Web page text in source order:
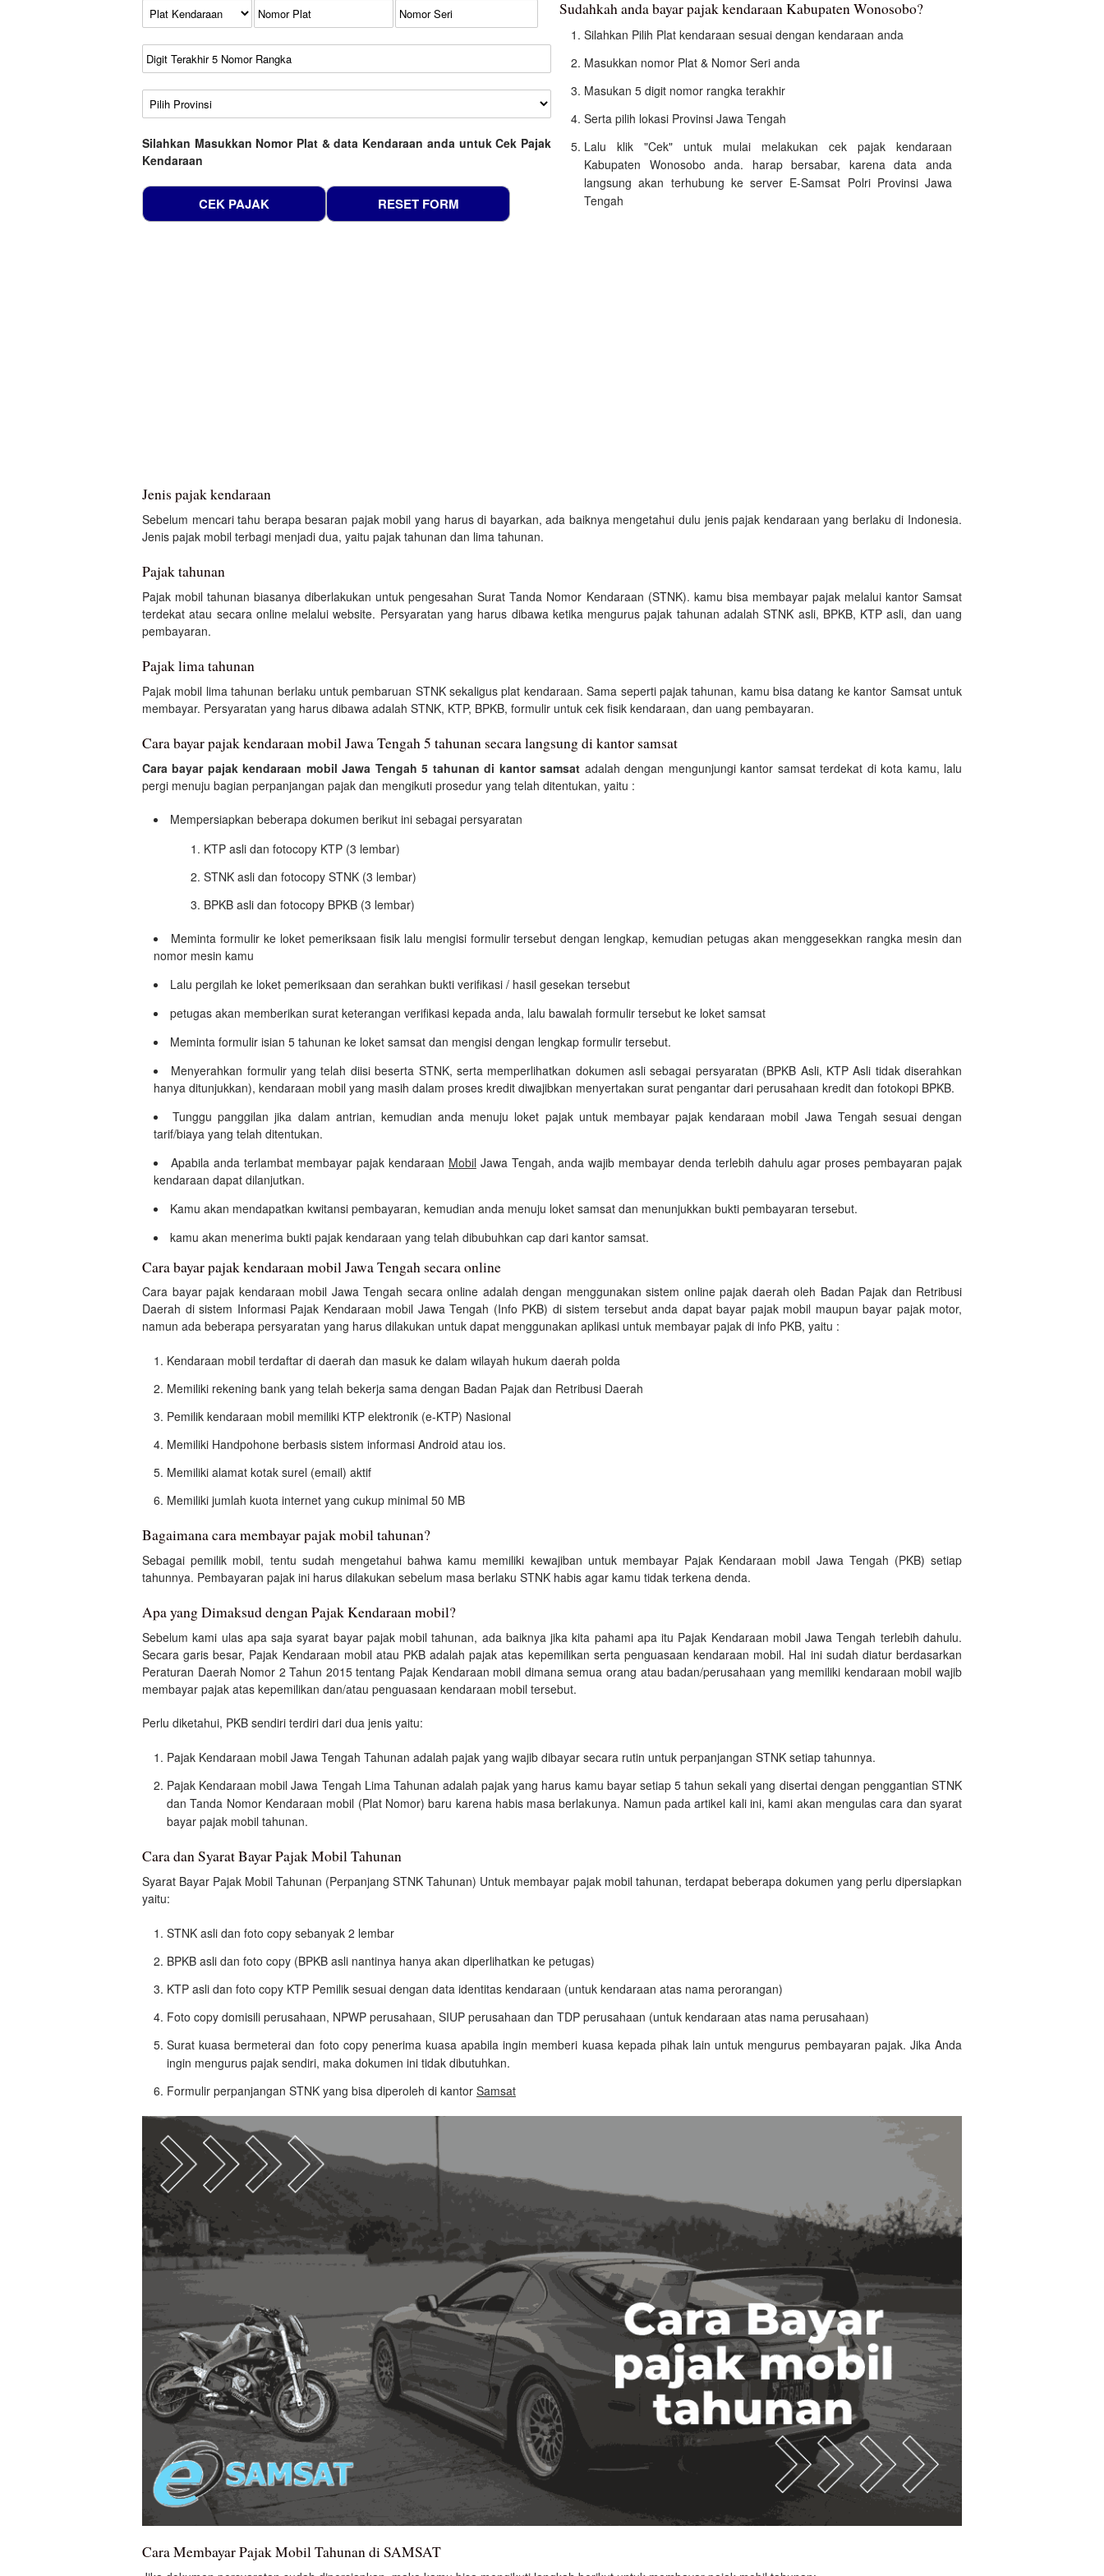
Kode Plat Kendaraan
No Plat
No Seri
No Rangka
Wilayah
Silahkan Masukkan Nomor Plat & data Kendaraan anda untuk Cek Pajak
Kendaraan
Sudahkah anda bayar pajak kendaraan Kabupaten Wonosobo?
Silahkan Pilih Plat kendaraan sesuai dengan kendaraan anda
Masukkan nomor Plat & Nomor Seri anda
Masukan 5 digit nomor rangka terakhir
Serta pilih lokasi Provinsi Jawa Tengah
Lalu klik "Cek" untuk mulai melakukan cek pajak kendaraan
Kabupaten Wonosobo anda. harap bersabar, karena data anda
langsung akan terhubung ke server E-Samsat Polri Provinsi Jawa
Tengah
Jenis pajak kendaraan
Sebelum mencari tahu berapa besaran pajak mobil yang harus di bayarkan, ada baiknya mengetahui dulu jenis pajak kendaraan yang berlaku di Indonesia.
Jenis pajak mobil terbagi menjadi dua, yaitu pajak tahunan dan lima tahunan.
Pajak tahunan
Pajak mobil tahunan biasanya diberlakukan untuk pengesahan Surat Tanda Nomor Kendaraan (STNK). kamu bisa membayar pajak melalui kantor Samsat
terdekat atau secara online melalui website. Persyaratan yang harus dibawa ketika mengurus pajak tahunan adalah STNK asli, BPKB, KTP asli, dan uang
pembayaran.
Pajak lima tahunan
Pajak mobil lima tahunan berlaku untuk pembaruan STNK sekaligus plat kendaraan. Sama seperti pajak tahunan, kamu bisa datang ke kantor Samsat untuk
membayar. Persyaratan yang harus dibawa adalah STNK, KTP, BPKB, formulir untuk cek fisik kendaraan, dan uang pembayaran.
Cara bayar pajak kendaraan mobil Jawa Tengah 5 tahunan secara langsung di kantor samsat
Cara bayar pajak kendaraan mobil Jawa Tengah 5 tahunan di kantor samsat adalah dengan mengunjungi kantor samsat terdekat di kota kamu, lalu
pergi menuju bagian perpanjangan pajak dan mengikuti prosedur yang telah ditentukan, yaitu :
Mempersiapkan beberapa dokumen berikut ini sebagai persyaratan
KTP asli dan fotocopy KTP (3 lembar)
STNK asli dan fotocopy STNK (3 lembar)
BPKB asli dan fotocopy BPKB (3 lembar)
Meminta formulir ke loket pemeriksaan fisik lalu mengisi formulir tersebut dengan lengkap, kemudian petugas akan menggesekkan rangka mesin dan
nomor mesin kamu
Lalu pergilah ke loket pemeriksaan dan serahkan bukti verifikasi / hasil gesekan tersebut
petugas akan memberikan surat keterangan verifikasi kepada anda, lalu bawalah formulir tersebut ke loket samsat
Meminta formulir isian 5 tahunan ke loket samsat dan mengisi dengan lengkap formulir tersebut.
Menyerahkan formulir yang telah diisi beserta STNK, serta memperlihatkan dokumen asli sebagai persyaratan (BPKB Asli, KTP Asli tidak diserahkan
hanya ditunjukkan), kendaraan mobil yang masih dalam proses kredit diwajibkan menyertakan surat pengantar dari perusahaan kredit dan fotokopi BPKB.
Tunggu panggilan jika dalam antrian, kemudian anda menuju loket pajak untuk membayar pajak kendaraan mobil Jawa Tengah sesuai dengan
tarif/biaya yang telah ditentukan.
Apabila anda terlambat membayar pajak kendaraan Mobil Jawa Tengah, anda wajib membayar denda terlebih dahulu agar proses pembayaran pajak
kendaraan dapat dilanjutkan.
Kamu akan mendapatkan kwitansi pembayaran, kemudian anda menuju loket samsat dan menunjukkan bukti pembayaran tersebut.
kamu akan menerima bukti pajak kendaraan yang telah dibubuhkan cap dari kantor samsat.
Cara bayar pajak kendaraan mobil Jawa Tengah secara online
Cara bayar pajak kendaraan mobil Jawa Tengah secara online adalah dengan menggunakan sistem online pajak daerah oleh Badan Pajak dan Retribusi
Daerah di sistem Informasi Pajak Kendaraan mobil Jawa Tengah (Info PKB) di sistem tersebut anda dapat bayar pajak mobil maupun bayar pajak motor,
namun ada beberapa persyaratan yang harus dilakukan untuk dapat menggunakan aplikasi untuk membayar pajak di info PKB, yaitu :
Kendaraan mobil terdaftar di daerah dan masuk ke dalam wilayah hukum daerah polda
Memiliki rekening bank yang telah bekerja sama dengan Badan Pajak dan Retribusi Daerah
Pemilik kendaraan mobil memiliki KTP elektronik (e-KTP) Nasional
Memiliki Handpohone berbasis sistem informasi Android atau ios.
Memiliki alamat kotak surel (email) aktif
Memiliki jumlah kuota internet yang cukup minimal 50 MB
Bagaimana cara membayar pajak mobil tahunan?
Sebagai pemilik mobil, tentu sudah mengetahui bahwa kamu memiliki kewajiban untuk membayar Pajak Kendaraan mobil Jawa Tengah (PKB) setiap
tahunnya. Pembayaran pajak ini harus dilakukan sebelum masa berlaku STNK habis agar kamu tidak terkena denda.
Apa yang Dimaksud dengan Pajak Kendaraan mobil?
Sebelum kami ulas apa saja syarat bayar pajak mobil tahunan, ada baiknya jika kita pahami apa itu Pajak Kendaraan mobil Jawa Tengah terlebih dahulu.
Secara garis besar, Pajak Kendaraan mobil atau PKB adalah pajak atas kepemilikan serta penguasaan kendaraan mobil. Hal ini sudah diatur berdasarkan
Peraturan Daerah Nomor 2 Tahun 2015 tentang Pajak Kendaraan mobil dimana semua orang atau badan/perusahaan yang memiliki kendaraan mobil wajib
membayar pajak atas kepemilikan dan/atau penguasaan kendaraan mobil tersebut.
Perlu diketahui, PKB sendiri terdiri dari dua jenis yaitu:
Pajak Kendaraan mobil Jawa Tengah Tahunan adalah pajak yang wajib dibayar secara rutin untuk perpanjangan STNK setiap tahunnya.
Pajak Kendaraan mobil Jawa Tengah Lima Tahunan adalah pajak yang harus kamu bayar setiap 5 tahun sekali yang disertai dengan penggantian STNK
dan Tanda Nomor Kendaraan mobil (Plat Nomor) baru karena habis masa berlakunya. Namun pada artikel kali ini, kami akan mengulas cara dan syarat
bayar pajak mobil tahunan.
Cara dan Syarat Bayar Pajak Mobil Tahunan
Syarat Bayar Pajak Mobil Tahunan (Perpanjang STNK Tahunan) Untuk membayar pajak mobil tahunan, terdapat beberapa dokumen yang perlu dipersiapkan
yaitu:
STNK asli dan foto copy sebanyak 2 lembar
BPKB asli dan foto copy (BPKB asli nantinya hanya akan diperlihatkan ke petugas)
KTP asli dan foto copy KTP Pemilik sesuai dengan data identitas kendaraan (untuk kendaraan atas nama perorangan)
Foto copy domisili perusahaan, NPWP perusahaan, SIUP perusahaan dan TDP perusahaan (untuk kendaraan atas nama perusahaan)
Surat kuasa bermeterai dan foto copy penerima kuasa apabila ingin memberi kuasa kepada pihak lain untuk mengurus pembayaran pajak. Jika Anda
ingin mengurus pajak sendiri, maka dokumen ini tidak dibutuhkan.
Formulir perpanjangan STNK yang bisa diperoleh di kantor Samsat
Cara Membayar Pajak Mobil Tahunan di SAMSAT